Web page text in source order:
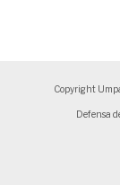
Copyright
Defensa